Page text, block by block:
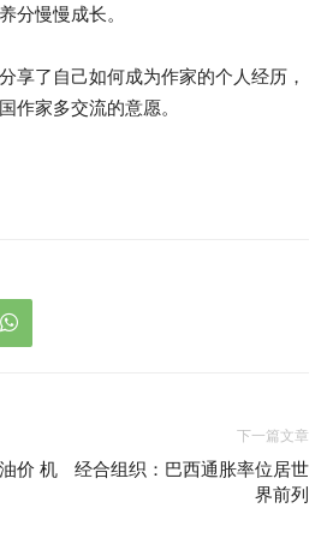
分慢慢成长。
享了自己如何成为作家的个人经历，
作家多交流的意愿。
价 机
下一篇文章
经合组织：巴西通胀率位居世
界前列